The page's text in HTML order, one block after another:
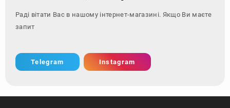
Раді вітати Вас в нашому інтернет-магазині. Якщо Ви маєте
запитання - звер
Telegram Instagram